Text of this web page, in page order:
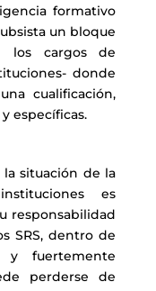
formativo
un bloque
los cargos de
donde
cualificación,
específicas.
situación de la
es
responsabilidad
SRS, dentro de
y fuertemente
perderse de